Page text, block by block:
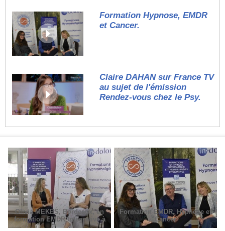
Formation Hypnose, EMDR
et Cancer.
Claire DAHAN sur France TV
au sujet de l'émission
Rendez-vous chez le Psy.
Olivia MEKES, Bordeaux, en
formation EMDR Intégrative à
Paris
Formation EMDR, Hypnose et
Cancer